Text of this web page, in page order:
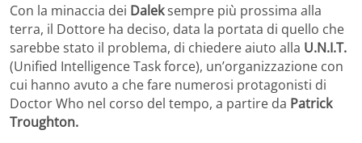
Con la minaccia dei Daleksempre più prossima alla
terra, il Dottore ha deciso, data la portata di quello che
sarebbe stato il problema, di chiedere aiuto alla U.N.I.T.
(Unified Intelligence Task force), un’organizzazione con
cui hanno avuto a che fare numerosi protagonisti di
Doctor Who nel corso del tempo, a partire da Patrick
Troughton.